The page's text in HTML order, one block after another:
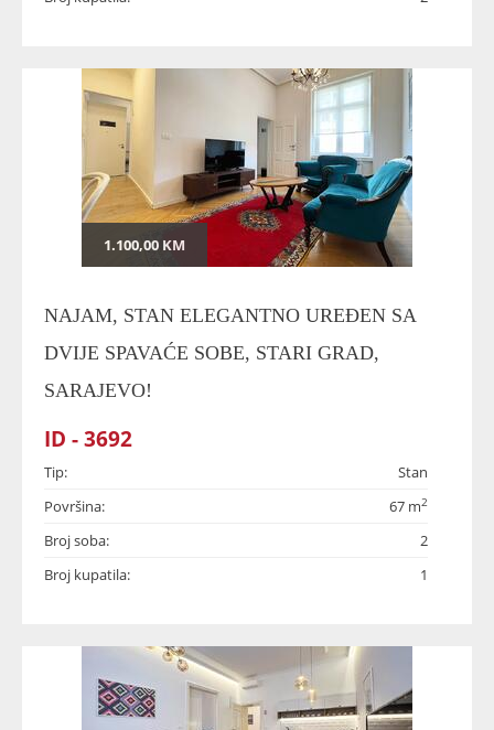
1.100,00 KM
NAJAM, STAN ELEGANTNO UREĐEN SA
DVIJE SPAVAĆE SOBE, STARI GRAD,
SARAJEVO!
ID - 3692
Tip:
Stan
Površina:
67 m2
Broj soba:
2
Broj kupatila:
1